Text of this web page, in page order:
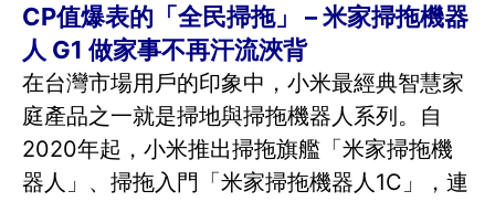
CP值爆表的「全民掃拖」 – 米家掃拖機器
人 G1 做家事不再汗流浹背
在台灣市場用戶的印象中，小米最經典智慧家
庭產品之一就是掃地與掃拖機器人系列。自
2020年起，小米推出掃拖旗艦「米家掃拖機
器人」、掃拖入門「米家掃拖機器人1C」，連